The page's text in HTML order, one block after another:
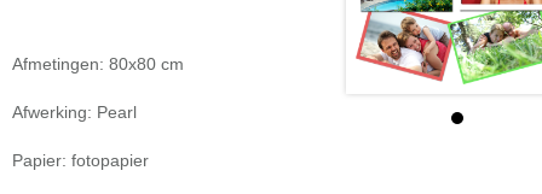
Afmetingen: 80x80 cm
Afwerking: Pearl
Papier: fotopapier